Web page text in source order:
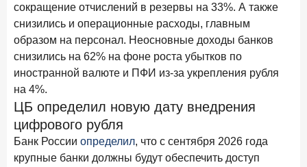
Ипотека в России: итоги мая 2026 года в цифрах
«Честность — индустриальный стандарт»: как банки
завоевывают лояльность private-клиентов
Рассылка Frank RG
Итоги недели, наша трактовка основных событий
на банковском рынке
сокращение отчислений в резервы на 33%. А также
снизились и операционные расходы, главным
образом на персонал. Неосновные доходы банков
снизились на 62% на фоне роста убытков по
иностранной валюте и ПФИ из-за укрепления рубля
на 4%.
ЦБ определил новую дату внедрения
цифрового рубля
Банк России определил, что с сентября 2026 года
крупные банки должны будут обеспечить доступ